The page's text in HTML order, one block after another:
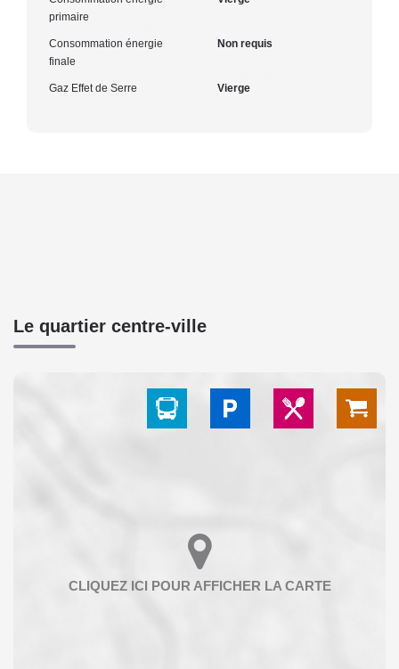
primaire
Consommation énergie
finale
Non requis
Gaz Effet de Serre Vierge
Le quartier centre-ville